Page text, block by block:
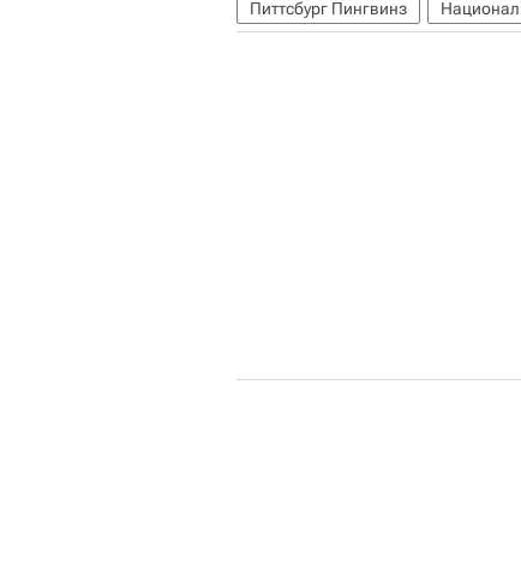
Питтсбург Пингвинз